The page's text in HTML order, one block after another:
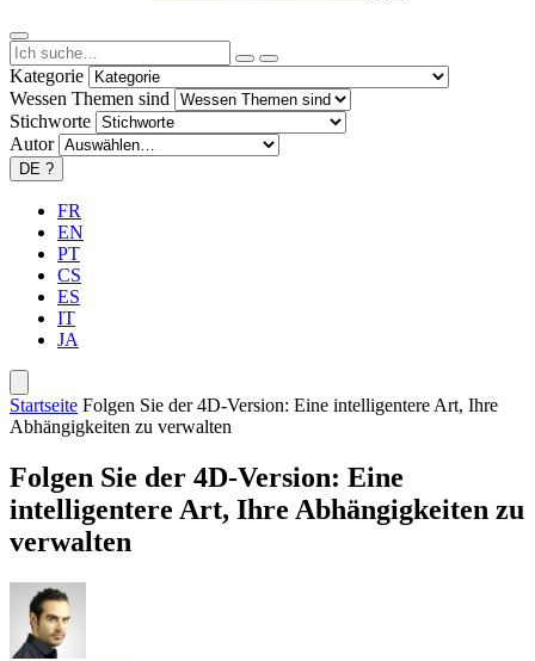
Kategorie
Wessen Themen sind
Stichworte
Autor
DE ?
FR
EN
PT
CS
ES
IT
JA
Startseite Folgen Sie der 4D-Version: Eine intelligentere Art, Ihre
Abhängigkeiten zu verwalten
Folgen Sie der 4D-Version: Eine
intelligentere Art, Ihre Abhängigkeiten zu
verwalten